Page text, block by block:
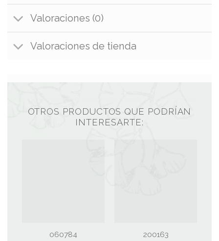
Valoraciones (0)
Valoraciones de tienda
OTROS PRODUCTOS QUE PODRÍAN
INTERESARTE:
060784
200163